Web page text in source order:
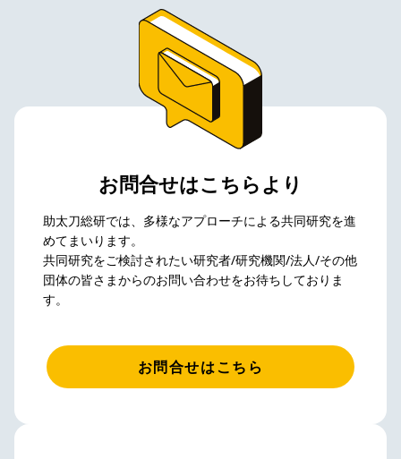
お問合せはこちらより
助太刀総研では、多様なアプローチによる共同研究を進
めてまいります。
共同研究をご検討されたい研究者/研究機関/法人/その他
団体の皆さまからのお問い合わせをお待ちしておりま
す。
お問合せはこちら